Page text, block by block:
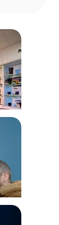
ou
vos images
à partir
en restant
Mission